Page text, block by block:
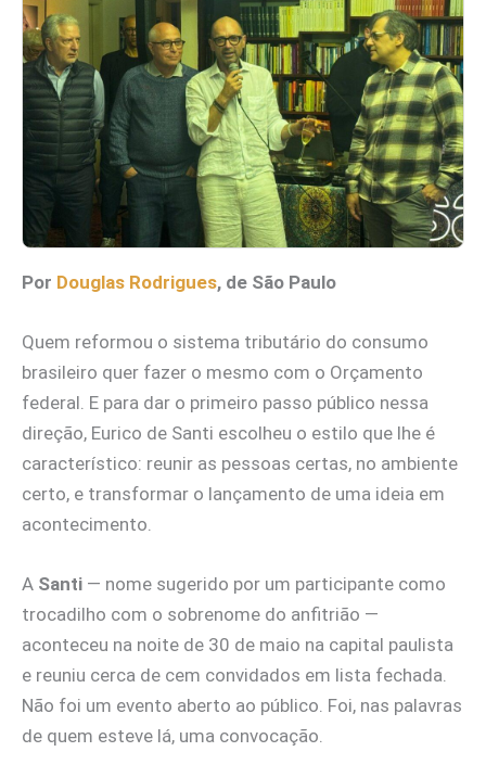
Por Douglas Rodrigues, de São Paulo
Quem reformou o sistema tributário do consumo
brasileiro quer fazer o mesmo com o Orçamento
federal. E para dar o primeiro passo público nessa
direção, Eurico de Santi escolheu o estilo que lhe é
característico: reunir as pessoas certas, no ambiente
certo, e transformar o lançamento de uma ideia em
acontecimento.
A Santi — nome sugerido por um participante como
trocadilho com o sobrenome do anfitrião —
aconteceu na noite de 30 de maio na capital paulista
e reuniu cerca de cem convidados em lista fechada.
Não foi um evento aberto ao público. Foi, nas palavras
de quem esteve lá, uma convocação.